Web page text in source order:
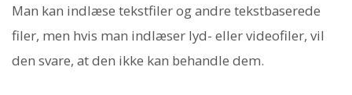
Man kan indlæse tekstfiler og andre tekstbaserede
filer, men hvis man indlæser lyd- eller videofiler, vil
den svare, at den ikke kan behandle dem.